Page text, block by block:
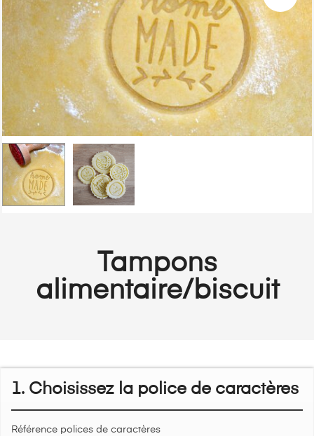
Tampons
alimentaire/biscuit
1. Choisissez la police de caractères
Référence polices de caractères